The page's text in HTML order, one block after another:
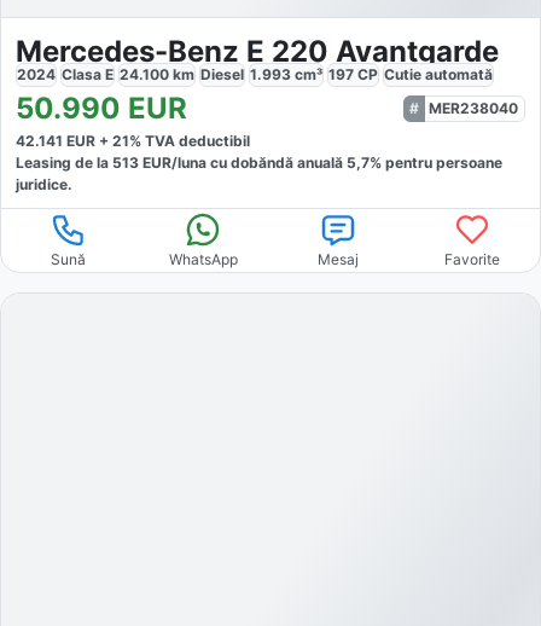
Mercedes-Benz E 220 Avantgarde
2024 Clasa E 24.100 km Diesel 1.993 cm³ 197 CP Cutie automată
50.990 EUR
MER238040
42.141 EUR + 21% TVA deductibil
Leasing de la 513 EUR/luna cu dobăndă anuală 5,7% pentru persoane
juridice.
Sună WhatsApp Mesaj Favorite